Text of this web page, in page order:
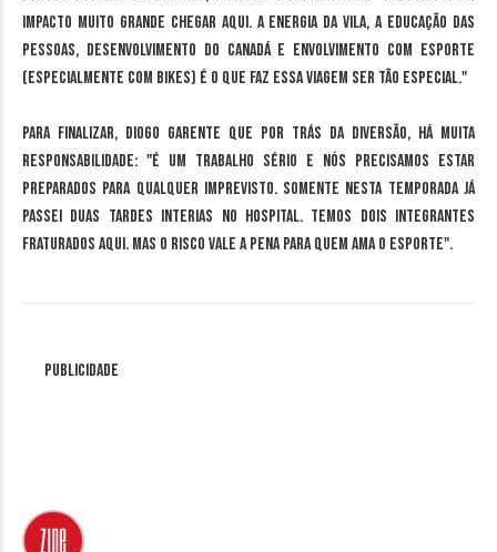
impacto muito grande chegar aqui. A energia da vila, a educação das
pessoas, desenvolvimento do Canadá e envolvimento com esporte
(especialmente com bikes) é o que faz essa viagem ser tão especial."
Para finalizar, Diogo garente que por trás da diversão, há muita
responsabilidade: "É um trabalho sério e nós precisamos estar
preparados para qualquer imprevisto. Somente nesta temporada já
passei duas tardes interias no hospital. Temos dois integrantes
fraturados aqui. Mas o risco vale a pena para quem ama o esporte".
Publicidade